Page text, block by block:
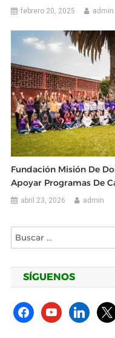
febrero 20, 2025 admin
Fundación Misión De
Apoyar Programas De
abril 23, 2026 admin
SÍGUENOS
facebookyoutubelinkedin
x